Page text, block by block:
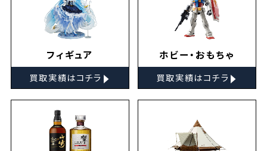
フィギュア
買取実績はコチラ ▸
ホビー・おもちゃ
買取実績はコチラ ▸